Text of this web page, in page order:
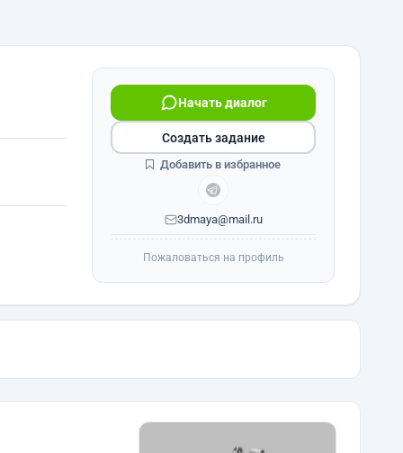
Начать диалог
3dmaya@mail.ru
Создать задание
Добавить в избранное
Пожаловаться на профиль